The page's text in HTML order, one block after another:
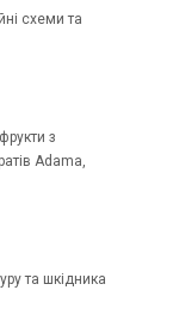
схеми та
з
Adama,
та шкідника